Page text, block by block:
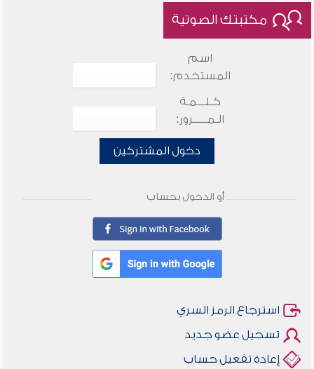
مكتبتك الصوتية
اسم
المستخدم:
كـلـــمـة
الـمـــــرور:
دخول المشتركين
أو الدخول بحساب
استرجاع الرمز السري
تسجيل عضو جديد
إعادة تفعيل حساب